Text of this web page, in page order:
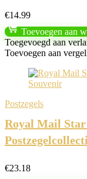
€14.99
Toevoegen aan
Toegevoegd aan
Toevoegen aan
Postzegels
Royal Mail
€23.18